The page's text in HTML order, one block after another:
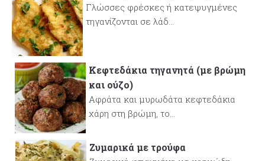
Γλώσσες φρέσκες ή κατεψυγμένες
τηγανίζονται σε λάδ...
Κεφτεδάκια τηγανητά (με βρώμη
και ούζο)
Αφράτα και μυρωδάτα κεφτεδάκια
χάρη στη βρώμη, το...
Ζυμαρικά με τρούφα